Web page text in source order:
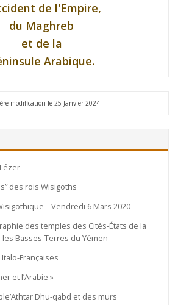
de l'Empire,
du Maghreb
et de la
Arabique.
modification le 25 Janvier 2024
des rois Wisigoths
– Vendredi 6 Mars 2020
des temples des Cités-États de la
Basses-Terres du Yémen
Françaises
et l’Arabie »
Dhu-qabd et des murs